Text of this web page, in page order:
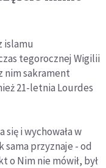
islamu
tegorocznej Wigilii
nim sakrament
21-letnia Lourdes
i wychowała w
sama przyznaje - od
o Nim nie mówił, był